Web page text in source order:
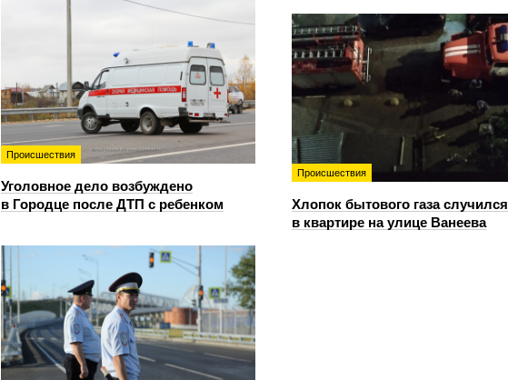
Происшествия
Уголовное дело возбуждено
в Городце после ДТП с ребенком
Происшествия
Хлопок бытового газа случился
в квартире на улице Ванеева